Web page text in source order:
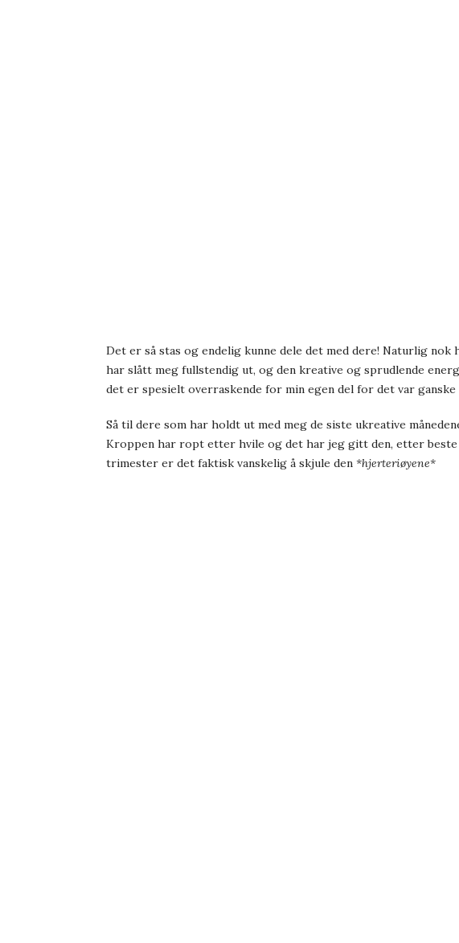
Det er så stas og endelig kunne dele det med dere! Naturlig
har slått meg fullstendig ut, og den kreative og sprudlende
det er spesielt overraskende for min egen del for det var
Så til dere som har holdt ut med meg de siste ukreative
Kroppen har ropt etter hvile og det har jeg gitt den, etter beste
trimester er det faktisk vanskelig å skjule den *hjerteriøyene*